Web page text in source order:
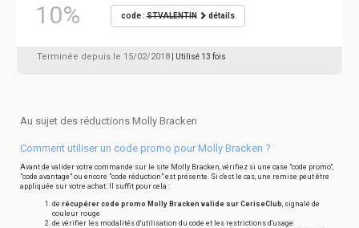
10% code :STVALENTIN détails
Terminée depuis le 15/02/2018 | Utilisé 13 fois
Au sujet des réductions Molly Bracken
Comment utiliser un code promo pour Molly Bracken ?
Avant de valider votre commande sur le site Molly Bracken, vérifiez si une case "code promo",
"code avantage" ou encore "code réduction" est présente. Si c'est le cas, une remise peut être
appliquée sur votre achat. Il suffit pour cela :
de récupérer code promo Molly Bracken valide sur CeriseClub, signalé de
couleur rouge
de vérifier les modalités d'utilisation du code et les restrictions d'usage